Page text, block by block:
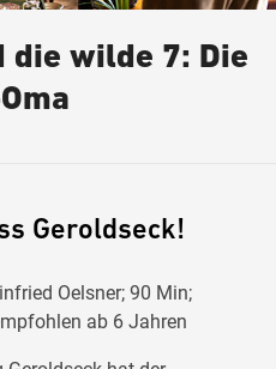
die wilde 7: Die
Geroldseck!
Oelsner; 90 Min;
ab 6 Jahren